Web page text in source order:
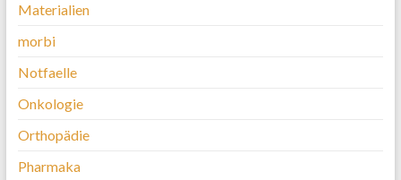
Materialien
morbi
Notfaelle
Onkologie
Orthopädie
Pharmaka